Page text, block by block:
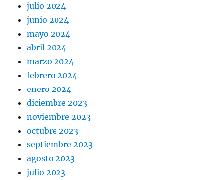
julio 2024
junio 2024
mayo 2024
abril 2024
marzo 2024
febrero 2024
enero 2024
diciembre 2023
noviembre 2023
octubre 2023
septiembre 2023
agosto 2023
julio 2023